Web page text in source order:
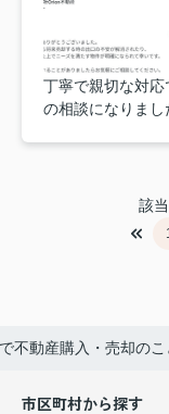
丁寧で親切な対
の相談になりまし
該
1
不動産購入・売却の
市区町村から探す